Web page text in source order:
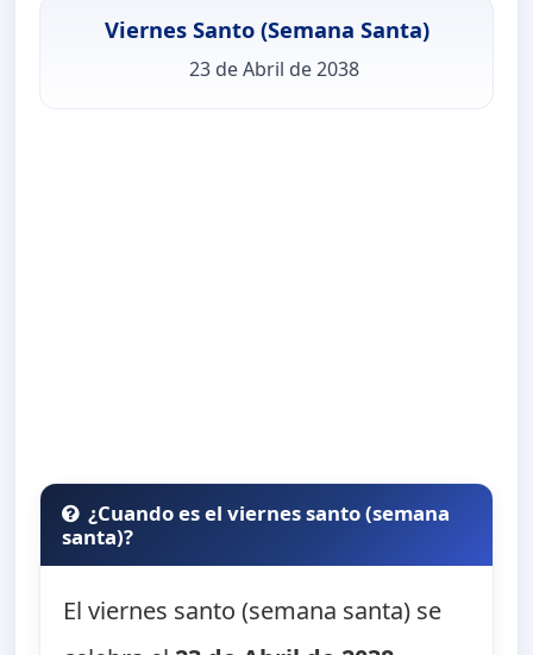
Viernes Santo (Semana Santa)
23 de Abril de 2038
¿Cuando es el viernes santo (semana
santa)?
El viernes santo (semana santa) se